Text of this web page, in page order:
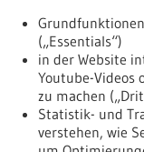
(„Essentials“)
in der Website
Youtube-Videos
zu machen
Statistik- und
verstehen, wie